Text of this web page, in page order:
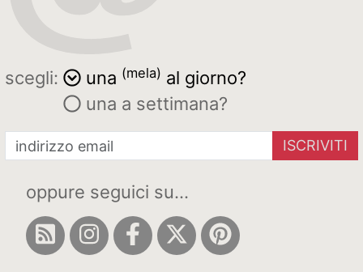
scegli: una (mela) al giorno?
una a settimana?
ISCRIVITI
oppure seguici su...